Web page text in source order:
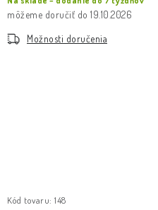
19.10.2026
Možnosti doručenia
Kód tovaru: 148